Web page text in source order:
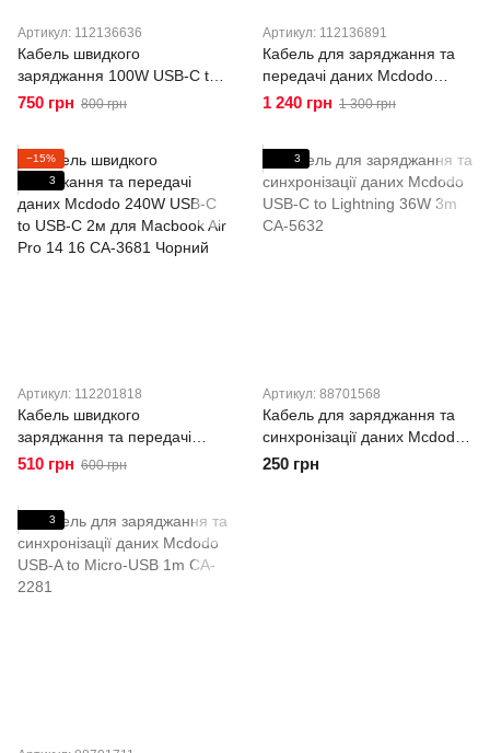
Артикул: 112136636
Кабель швидкого
заряджання 100W USB-C to
USB-C з подвійним
8000
750 грн 800 грн
Артикул: 112136891
Кабель для заряджання та
передачі даних Mcdodo
240W/140W 2-в-1 USB-C to
0140 Чорний
1 240 грн 1 300 грн
−15%
3
Артикул: 112201818
Кабель швидкого
заряджання та передачі
даних Mcdodo 240W USB-C
Pro 14 16 CA-3681 Чорний
510 грн 600 грн
3
Артикул: 88701568
Кабель для заряджання та
синхронізації даних Mcdodo
USB-C to Lightning 36W 3m
250 грн
3